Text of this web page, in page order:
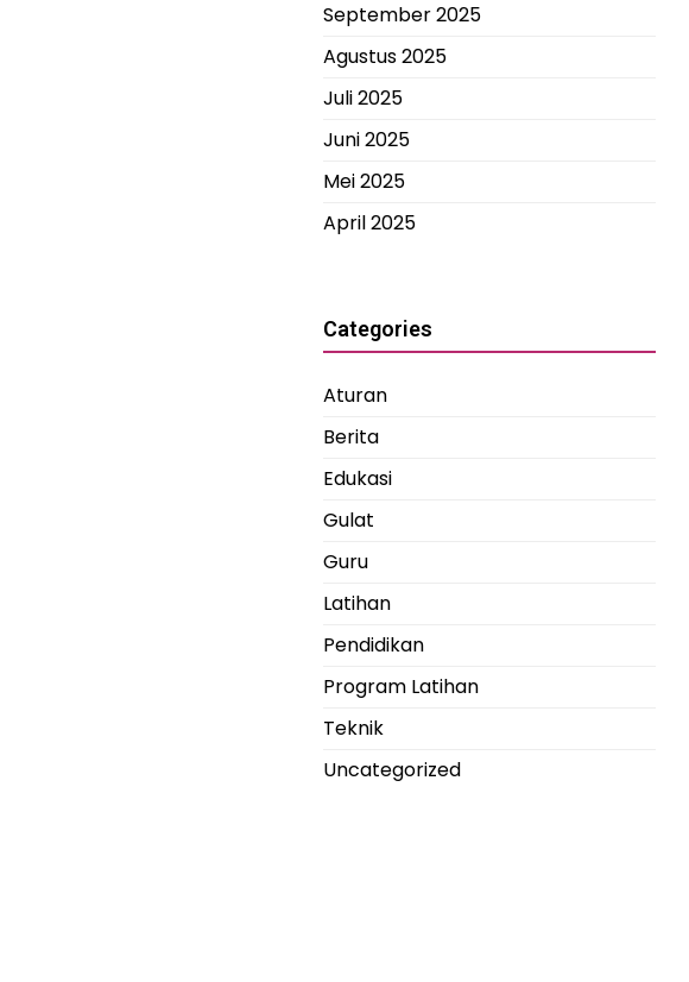
September 2025
Agustus 2025
Juli 2025
Juni 2025
Mei 2025
April 2025
Categories
Aturan
Berita
Edukasi
Gulat
Guru
Latihan
Pendidikan
Program Latihan
Teknik
Uncategorized